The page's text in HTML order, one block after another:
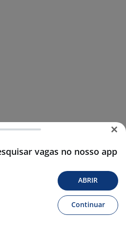
vagas no nosso app
ABRIR
Continuar